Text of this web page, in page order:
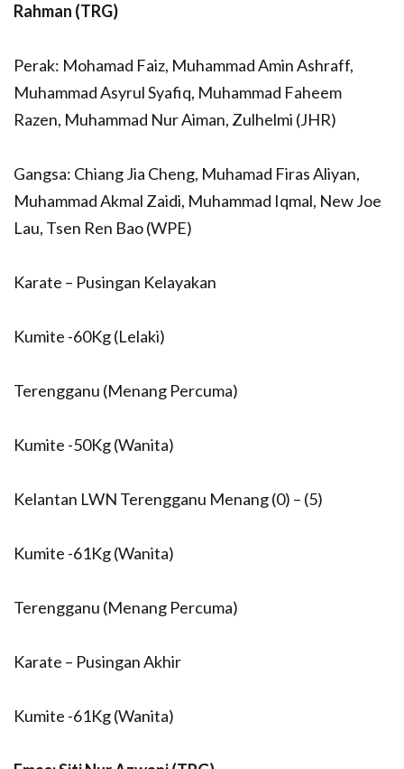
Rahman (TRG)
Perak: Mohamad Faiz, Muhammad Amin Ashraff,
Muhammad Asyrul Syafiq, Muhammad Faheem
Razen, Muhammad Nur Aiman, Zulhelmi (JHR)
Gangsa: Chiang Jia Cheng, Muhamad Firas Aliyan,
Muhammad Akmal Zaidi, Muhammad Iqmal, New Joe
Lau, Tsen Ren Bao (WPE)
Karate – Pusingan Kelayakan
Kumite -60Kg (Lelaki)
Terengganu (Menang Percuma)
Kumite -50Kg (Wanita)
Kelantan LWN Terengganu Menang (0) – (5)
Kumite -61Kg (Wanita)
Terengganu (Menang Percuma)
Karate – Pusingan Akhir
Kumite -61Kg (Wanita)